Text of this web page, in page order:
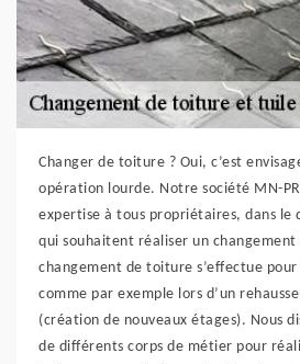
Changer de toiture ? Oui, c’est
opération lourde. Notre société MN-
expertise à tous propriétaires, dans le
qui souhaitent réaliser un
changement de toiture s’effectue pour
comme par exemple lors d’un
(création de nouveaux étages). Nous
de différents corps de métier pour